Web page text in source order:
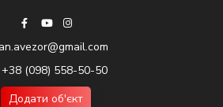
an.avezor@gmail.com
+38 (098) 558-50-50
Додати об'єкт